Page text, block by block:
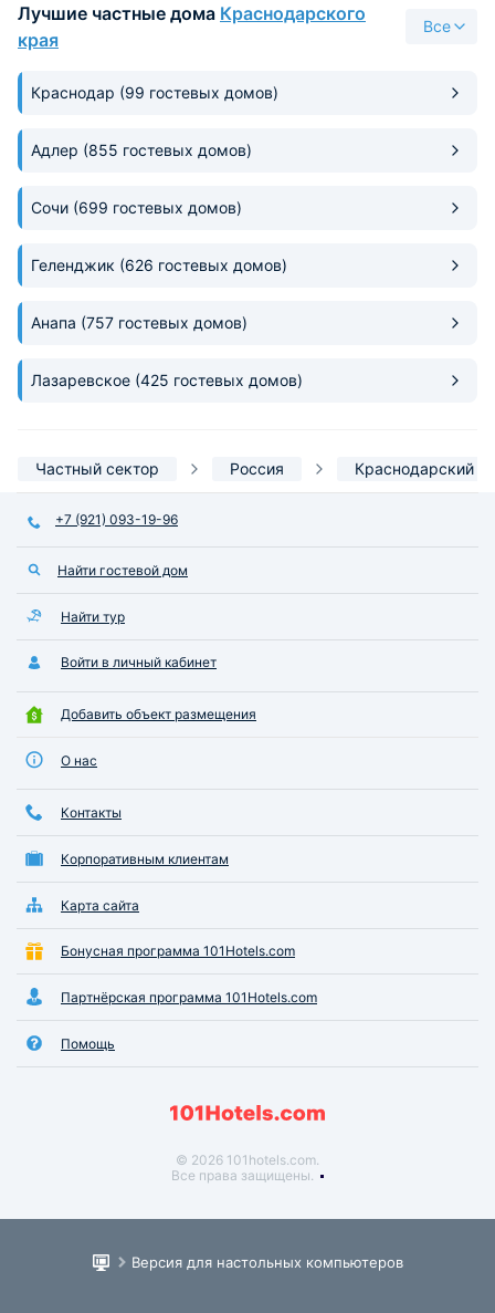
восторг! Спасибо
Лучшие частные дома Краснодарского
края
Все
Краснодар (99 гостевых домов)
Адлер (855 гостевых домов)
Сочи (699 гостевых домов)
Геленджик (626 гостевых домов)
Анапа (757 гостевых домов)
Лазаревское (425 гостевых домов)
Частный сектор Россия Краснодарский
+7 (921) 093-19-96
Найти гостевой дом
Найти тур
Войти в личный кабинет
Добавить объект размещения
О нас
Контакты
Корпоративным клиентам
Карта сайта
Бонусная программа 101Hotels.com
Партнёрская программа 101Hotels.com
Помощь
© 2026 101hotels.com.
Все права защищены.
Версия для настольных компьютеров